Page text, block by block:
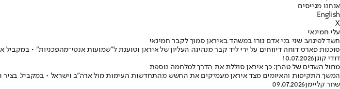
אנחנו מגייסים
English
X
עלי חמינאי
חשד לפיגוע: שני בני אדם נורו במשהד באיראן סמוך לקבר חמינאי
סוכנות פארס דוחה דיווחים על ירי ליד קבר מנהיגה העליון של איראן וטוענת ל"שמועות אנטי־מהפכניות" • במקביל אושר
דודי קוגן10.07.2026
מחול השדים של טהרן: כך איראן סוללת את הדרך למלחמה נוספת
המשך התקיפות והאיומים מצד איראן מעמיקים את החשש מהתחדשות העימות מול ארה"ב וישראל • במקביל,
שחר קליימן09.07.2026